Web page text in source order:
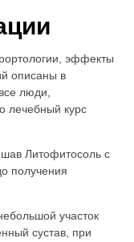
эффекты
описаны в
люди,
лечебный курс
Литофитосоль с
получения
участок
сустав, при